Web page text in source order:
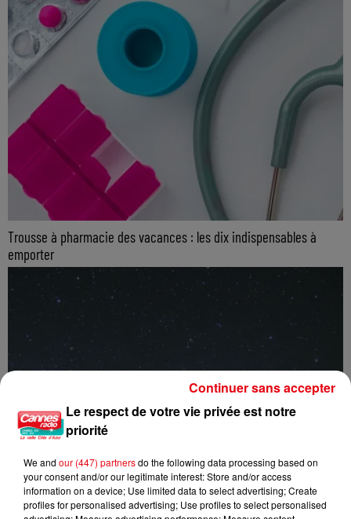
Trousse à pharmacie des vacances : les dix indispensables à
emporter
Le respect de votre vie privée est notre
priorité
We and our (447) partnersdo the following data processing based on
your consent and/or our legitimate interest: Store and/or access
information on a device; Use limited data to select advertising; Create
profiles for personalised advertising; Use profiles to select personalised
Continuer sans accepter